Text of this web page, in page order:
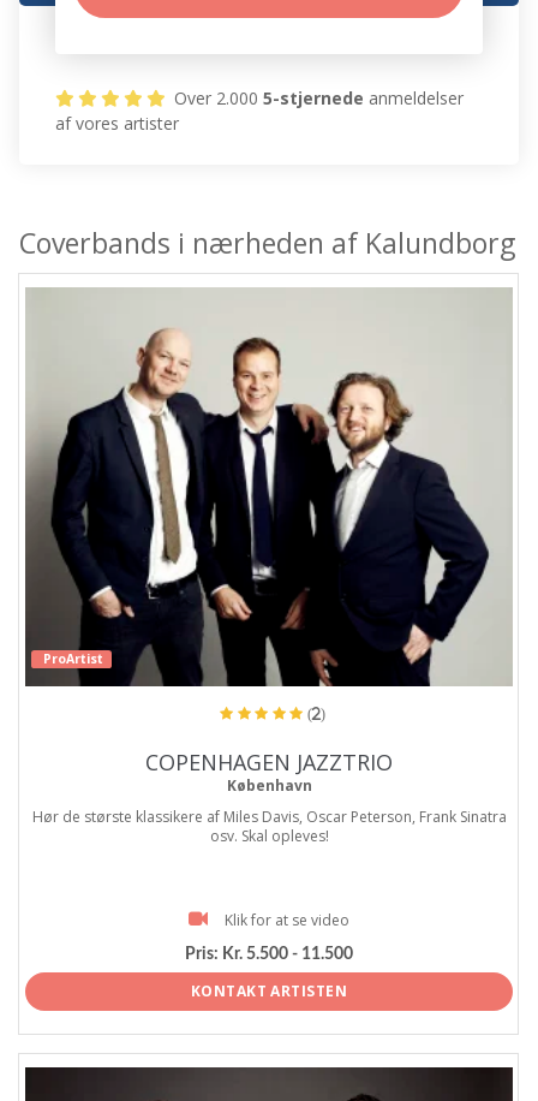
Over 2.0005-stjernede anmeldelser
af vores artister
Coverbands i nærheden af Kalundborg
ProArtist
(2)
COPENHAGEN JAZZTRIO
København
Hør de største klassikere af Miles Davis, Oscar Peterson, Frank Sinatra
osv. Skal opleves!
Klik for at se video
Pris: Kr. 5.500 - 11.500
KONTAKT ARTISTEN